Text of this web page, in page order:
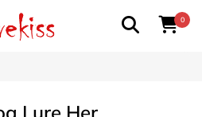
0
Lure Her